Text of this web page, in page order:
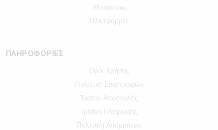
Μοκασίνια
Πλατφόρμες
ΠΛΗΡΟΦΟΡΙΕΣ
Όροι Χρήσης
Πολιτική Επιστροφών
Τρόποι Αποστολής
Τρόποι Πληρωμής
Πολιτική Απορρήτου